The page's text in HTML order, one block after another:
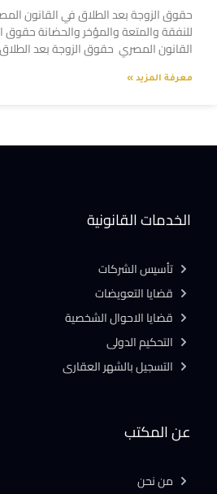
للنفقة والمتعة والمؤخر والحضانة حقوق
القانون المصري حقوق الزوجة بعد الطلاق
معرفة المزيد »
عن المكتب
من نحن
الخدمات القانونية
تأسيس الشركات
قضايا التعويضات
قضايا الاحوال الشخصية
التحكيم الدولى
التسجيل بالشهر العقارى